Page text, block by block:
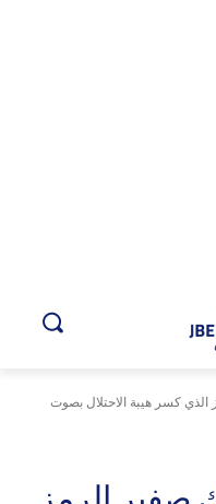
كسر هيبة الاحتلال بصوت